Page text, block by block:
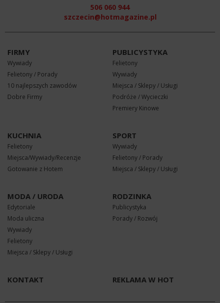
506 060 944
szczecin@hotmagazine.pl
FIRMY
Wywiady
Felietony / Porady
10 najlepszych zawodów
Dobre Firmy
PUBLICYSTYKA
Felietony
Wywiady
Miejsca / Sklepy / Usługi
Podróże / Wycieczki
Premiery Kinowe
KUCHNIA
Felietony
Miejsca/Wywiady/Recenzje
Gotowanie z Hotem
SPORT
Wywiady
Felietony / Porady
Miejsca / Sklepy / Usługi
MODA / URODA
Edytoriale
Moda uliczna
Wywiady
Felietony
Miejsca / Sklepy / Usługi
RODZINKA
Publicystyka
Porady / Rozwój
KONTAKT REKLAMA W HOT